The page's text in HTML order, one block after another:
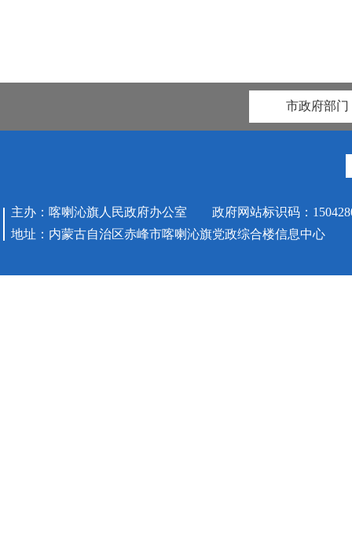
市政府部门
主办：喀喇沁旗人民政府办公室 政府网站标识码：
地址：内蒙古自治区赤峰市喀喇沁旗党政综合楼信息中心